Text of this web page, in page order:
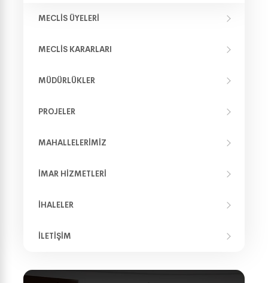
MECLIS ÜYELERI
MECLIS KARARLARI
MÜDÜRLÜKLER
PROJELER
MAHALLELERIMIZ
İMAR HIZMETLERI
İHALELER
İLETIŞIM